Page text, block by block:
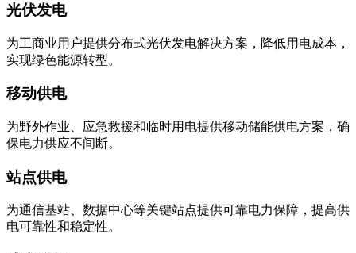
光伏发电
为工商业用户提供分布式光伏发电解决方案，降低用电成本，
实现绿色能源转型。
移动供电
为野外作业、应急救援和临时用电提供移动储能供电方案，确
保电力供应不间断。
站点供电
为通信基站、数据中心等关键站点提供可靠电力保障，提高供
电可靠性和稳定性。